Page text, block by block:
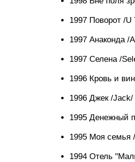
1997 Поворот /U
1997 Анаконда /
1997 Селена /
1996 Кровь и
1996 Джек /Jack/
1995 Денежный
1995 Моя семья
1994 Отель